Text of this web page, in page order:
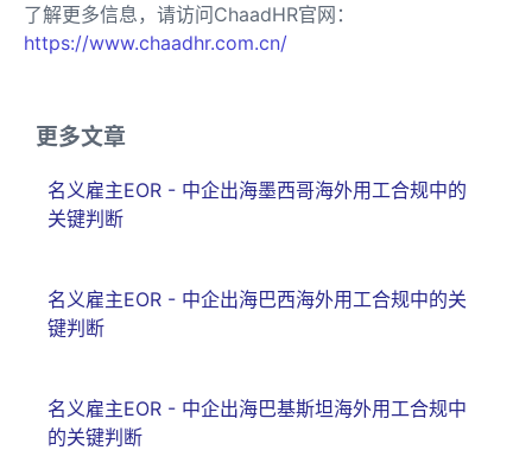
了解更多信息，请访问ChaadHR官网：
https://www.chaadhr.com.cn/
更多文章
名义雇主EOR - 中企出海墨西哥海外用工合规中的
关键判断
名义雇主EOR - 中企出海巴西海外用工合规中的关
键判断
名义雇主EOR - 中企出海巴基斯坦海外用工合规中
的关键判断